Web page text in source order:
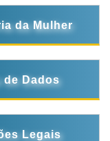
da Mulher
de Dados
Legais